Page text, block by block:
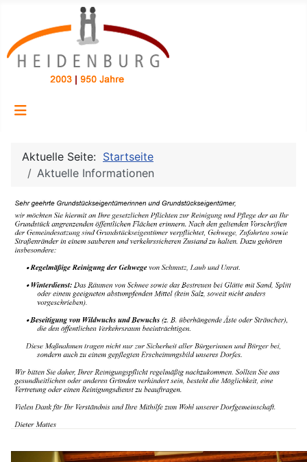
Aktuelle Seite: Startseite
Aktuelle Informationen